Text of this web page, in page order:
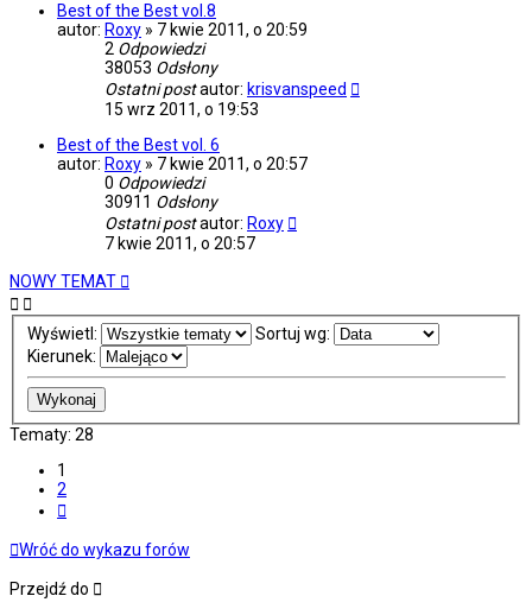
Best of the Best vol.8
autor: Roxy » 7 kwie 2011, o 20:59
2 Odpowiedzi
38053 Odsłony
Ostatni postautor: krisvanspeed
15 wrz 2011, o 19:53
Best of the Best vol. 6
autor: Roxy » 7 kwie 2011, o 20:57
0 Odpowiedzi
30911 Odsłony
Ostatni postautor: Roxy
7 kwie 2011, o 20:57
NOWY TEMAT
Wyświetl:
Sortuj wg:
Kierunek:
Tematy: 28
1
2
Wróć do wykazu forów
Przejdź do